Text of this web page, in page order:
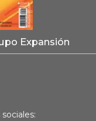
Expansión